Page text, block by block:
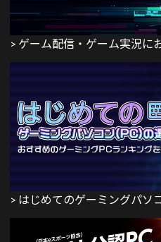
> ゲーム配信・ゲーム実況に
> はじめてのゲーミングパソ